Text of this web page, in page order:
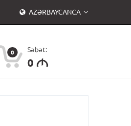
AZƏRBAYCANCA
0 Səbət:
0 M